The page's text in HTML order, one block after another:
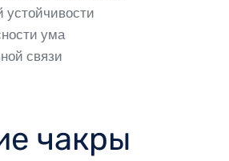
устойчивости
ума
связи
чакры